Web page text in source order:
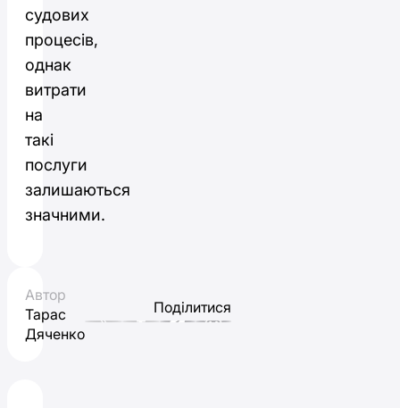
судових
процесів,
однак
витрати
на
такі
послуги
залишаються
значними.
Автор
Тарас
Дяченко
Поділитися